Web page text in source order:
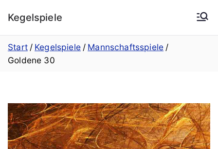
Inhalt
Kegelspiele
Start Kegelspiele
Mannschaftsspiele
Goldene 30